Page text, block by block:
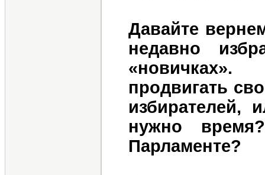
Давайте
недавно
продвигать
избирателей,
нужно
Парламенте?